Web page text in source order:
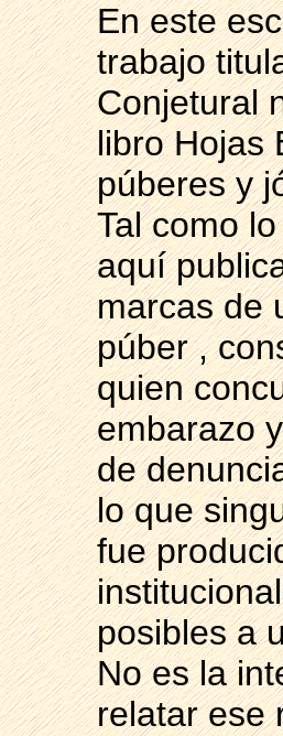
En este
trabajo
Conjetural
libro Hojas
púberes y
Tal como
aquí
marcas de
púber ,
quien
embarazo
de
lo que
fue
posibles a
No es la
relatar ese